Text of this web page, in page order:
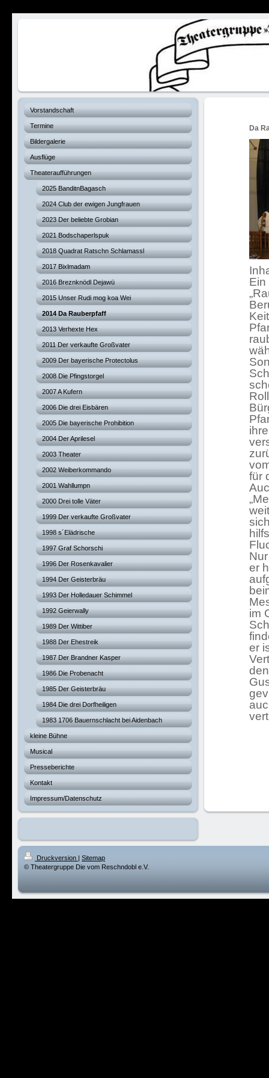
Vorstandschaft
Termine
Bildergalerie
Ausflüge
Theateraufführungen
2025 BanditnBagasch
2024 Club der ewigen Jungfrauen
2023 Der beliebte Grobian
2021 Bodschaperlspuk
2018 Quadrat Ratschn Schlamassl
2017 Bixlmadam
2016 Breznknödl Dejawü
2015 Unser Rudi mog koa Wei
2014 Da Rauberpfaff
2013 Verhexte Hex
2011 Der verkaufte Großvater
2009 Der bayerische Protectolus
2008 Die Pfingstorgel
2007 A Kufern
2006 Die drei Eisbären
2005 Die bayerische Prohibition
2004 Der Aprilesel
2003 Theater
2002 Weiberkommando
2001 Wahllumpn
2000 Drei tolle Väter
1999 Der verkaufte Großvater
1998 s´Elädrische
1997 Graf Schorschi
1996 Der Rosenkavalier
1994 Der Geisterbräu
1993 Der Holledauer Schimmel
1992 Geierwally
1989 Der Wittiber
1988 Der Ehestreik
1987 Der Brandner Kasper
1986 Die Probenacht
1985 Der Geisterbräu
1984 Die drei Dorfheiligen
1983 1706 Bauernschlacht bei Aidenbach
kleine Bühne
Musical
Presseberichte
Kontakt
Impressum/Datenschutz
Da
Ein
für
er
im
er
Druckversion | Sitemap
© Theatergruppe Die vom Reschndobl e.V.